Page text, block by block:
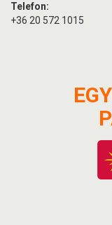
Telefon:
+36 20 572 1015